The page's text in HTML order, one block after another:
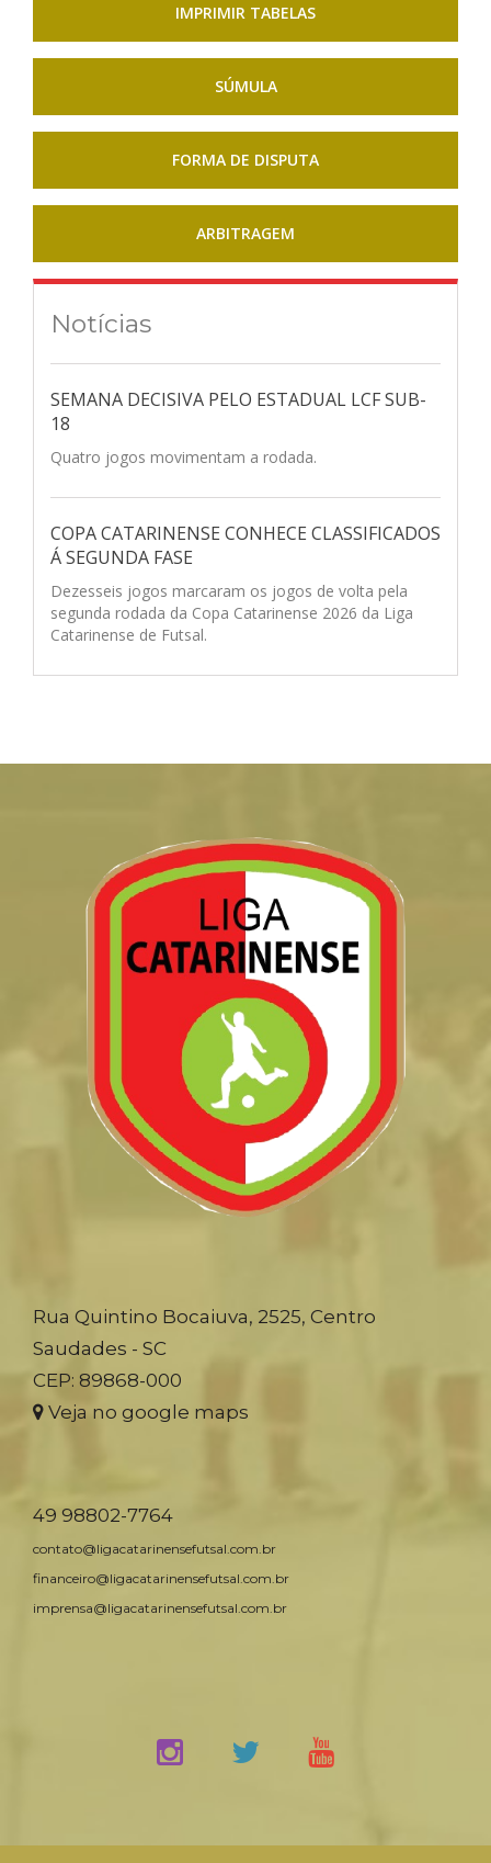
IMPRIMIR TABELAS
SÚMULA
FORMA DE DISPUTA
ARBITRAGEM
Notícias
SEMANA DECISIVA PELO ESTADUAL LCF SUB-
18
Quatro jogos movimentam a rodada.
COPA CATARINENSE CONHECE CLASSIFICADOS
Á SEGUNDA FASE
Dezesseis jogos marcaram os jogos de volta pela
segunda rodada da Copa Catarinense 2026 da Liga
Catarinense de Futsal.
Rua Quintino Bocaiuva, 2525, Centro
Saudades - SC
CEP: 89868-000
Veja no google maps
49 98802-7764
contato@ligacatarinensefutsal.com.br
financeiro@ligacatarinensefutsal.com.br
imprensa@ligacatarinensefutsal.com.br